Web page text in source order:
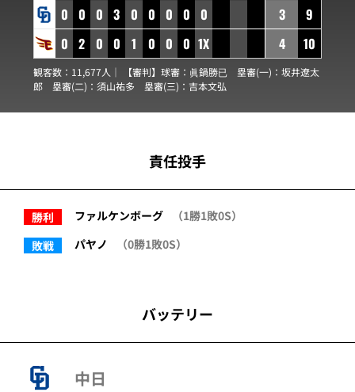
0 0 0 3 0 0 0 0 0
0 2 0 0 1 0 0 0 1X
3
9
4
10
観客数：11,677人｜ 【審判】球審： 眞鍋勝已 塁審(一)： 坂井遼太
郎 塁審(二)： 須山祐多 塁審(三)： 吉本文弘
責任投手
勝利 ファルケンボーグ
（1勝1敗0S）
敗戦
パヤノ （0勝1敗0S）
バッテリー
中日